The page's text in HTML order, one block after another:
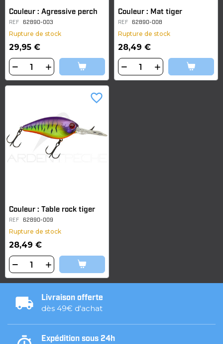
Couleur : Agressive perch
REF 62890-003
Rupture de stock
29,95 €
Couleur : Mat tiger
REF 62890-008
Rupture de stock
28,49 €
Couleur : Table rock tiger
REF 62890-009
Rupture de stock
28,49 €
favorite_border
Livraison offerte
dès 49€ d'achat
Expédition sous 24h